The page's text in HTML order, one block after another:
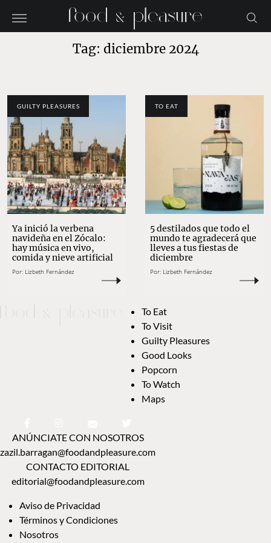
Tag: diciembre 2024
GUILTY PLEASURES
Ya inició la verbena
navideña en el Zócalo:
hay música en vivo,
comida y nieve artificial
Por: Lizbeth Fernández
TO EAT
5 destilados que todo el
mundo te agradecerá que
lleves a tus fiestas de
diciembre
Por: Lizbeth Fernández
To Eat
To Visit
Guilty Pleasures
Good Looks
Popcorn
To Watch
Maps
ANÚNCIATE CON NOSOTROS
zazil.barragan@foodandpleasure.com
CONTACTO EDITORIAL
editorial@foodandpleasure.com
Aviso de Privacidad
Términos y Condiciones
Nosotros